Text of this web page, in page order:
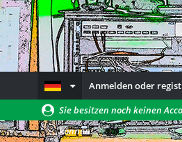
Anmelden oder
Sie besitzen noch keinen
können!